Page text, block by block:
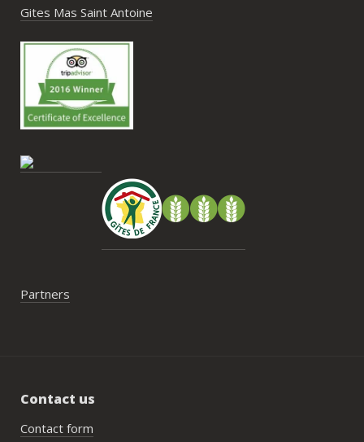
hébergements et beaucoup d’activités à
très beau souvenir de ce week-end et
nous recommandons le Mas Saint-
Antoine sans hésitation.**La seule petite
contrainte du week-end concerne la
gestion des déchets, puisqu’il n’y a pas
de tri directement sur le domaine et qu’il
faut se rendre au village. Cela ne nous a
pas posé de véritable problème, mais ce
serait un vrai plus à l’avenir.
Gites Mas Saint Antoine
Partners
Contact us
Contact form